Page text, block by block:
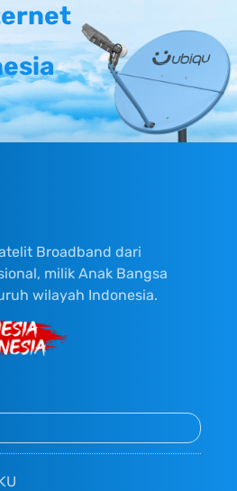
Broadband dari
milik Anak Bangsa
wilayah Indonesia.